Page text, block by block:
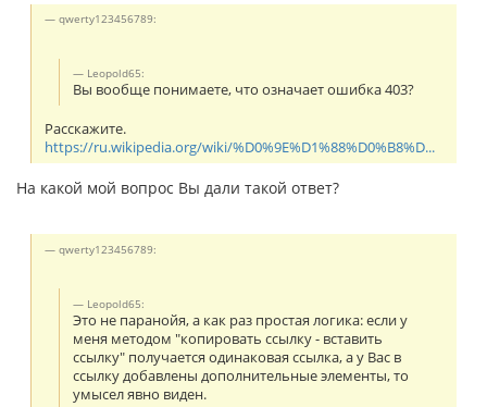
qwerty123456789:
Leopold65:
Вы вообще понимаете, что означает ошибка 403?
Расскажите.
https://ru.wikipedia.org/wiki/%D0%9E%D1%88%D0%B8%D...
На какой мой вопрос Вы дали такой ответ?
qwerty123456789:
Leopold65:
Это не паранойя, а как раз простая логика: если у
меня методом "копировать ссылку - вставить
ссылку" получается одинаковая ссылка, а у Вас в
ссылку добавлены дополнительные элементы, то
умысел явно виден.